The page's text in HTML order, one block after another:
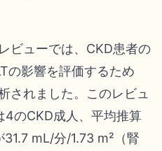
ビューでは、CKD患者の
の影響を評価するため
されました。このレビュ
4のCKD成人、平均推算
mL/分/1.73 m²（腎